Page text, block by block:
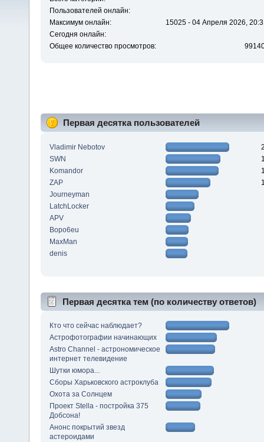
Пользователей онлайн:
Максимум онлайн:
15025 - 04 Апреля 2026,
Сегодня онлайн:
Общее количество просмотров:
Первая десятка пользователей
Vladimir Nebotov
SWN
Komandor
ZAP
Journeyman
LatchLocker
APV
Bopo6eu
MaxMan
denis
Первая десятка тем (по количеству ответов)
Кто что сейчас наблюдает?
Астрофотографии начинающих
Astro Channel - астрономическое
интернет телевидение
Шутки юмора...
Сборы Харьковского астроклуба
Охота за Солнцем
Проект Stella - постройка 375
Добсона!
Анонс покрытий звезд
астероидами